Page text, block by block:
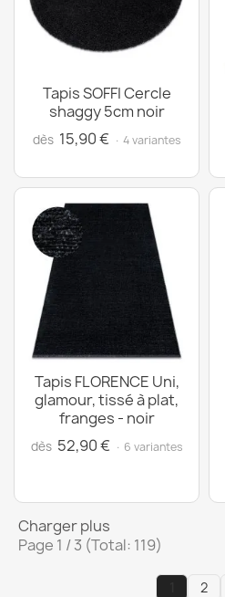
Tapis SOFFI Cercle
shaggy 5cm noir
dès 15,90 € · 4 variantes
Tapis FLORENCE Uni,
glamour, tissé à plat,
franges - noir
dès 52,90 € · 6 variantes
Charger plus
Page 1 / 3 (Total: 119)
2